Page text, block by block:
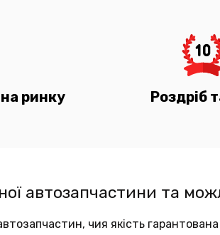
ринку Роздріб
автозапчастини та
чия якість